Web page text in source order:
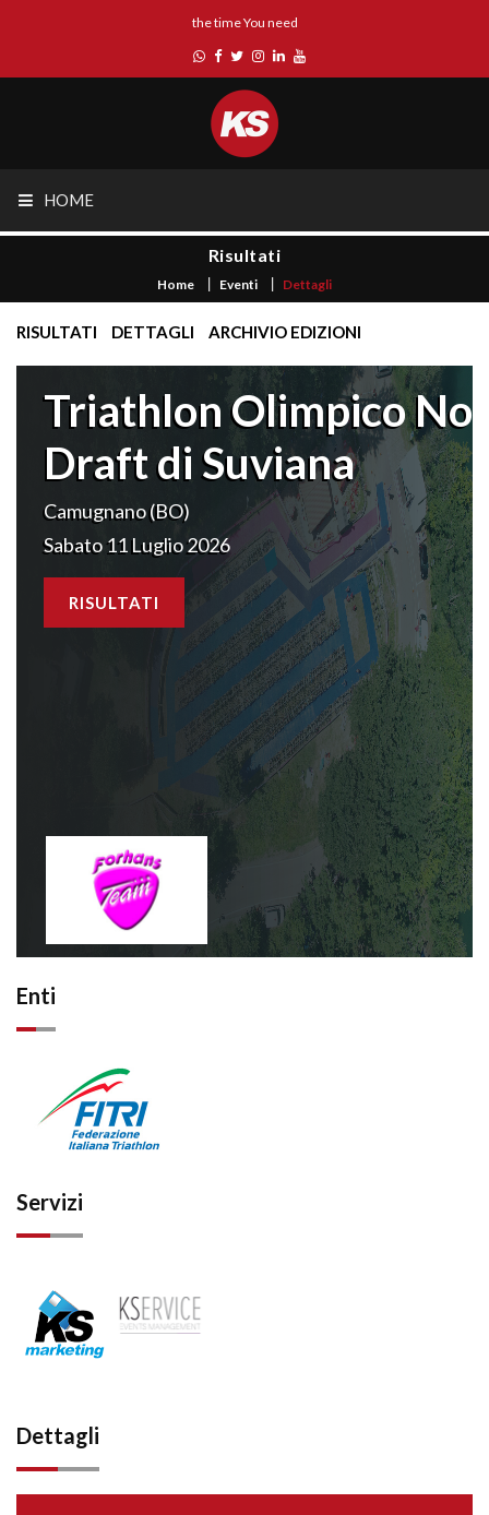
the time You need
HOME
Risultati
Home Eventi Dettagli
RISULTATI DETTAGLI ARCHIVIO EDIZIONI
Triathlon Olimpico No
Draft di Suviana
Camugnano (BO)
Sabato 11 Luglio 2026
RISULTATI
Enti
Servizi
Dettagli